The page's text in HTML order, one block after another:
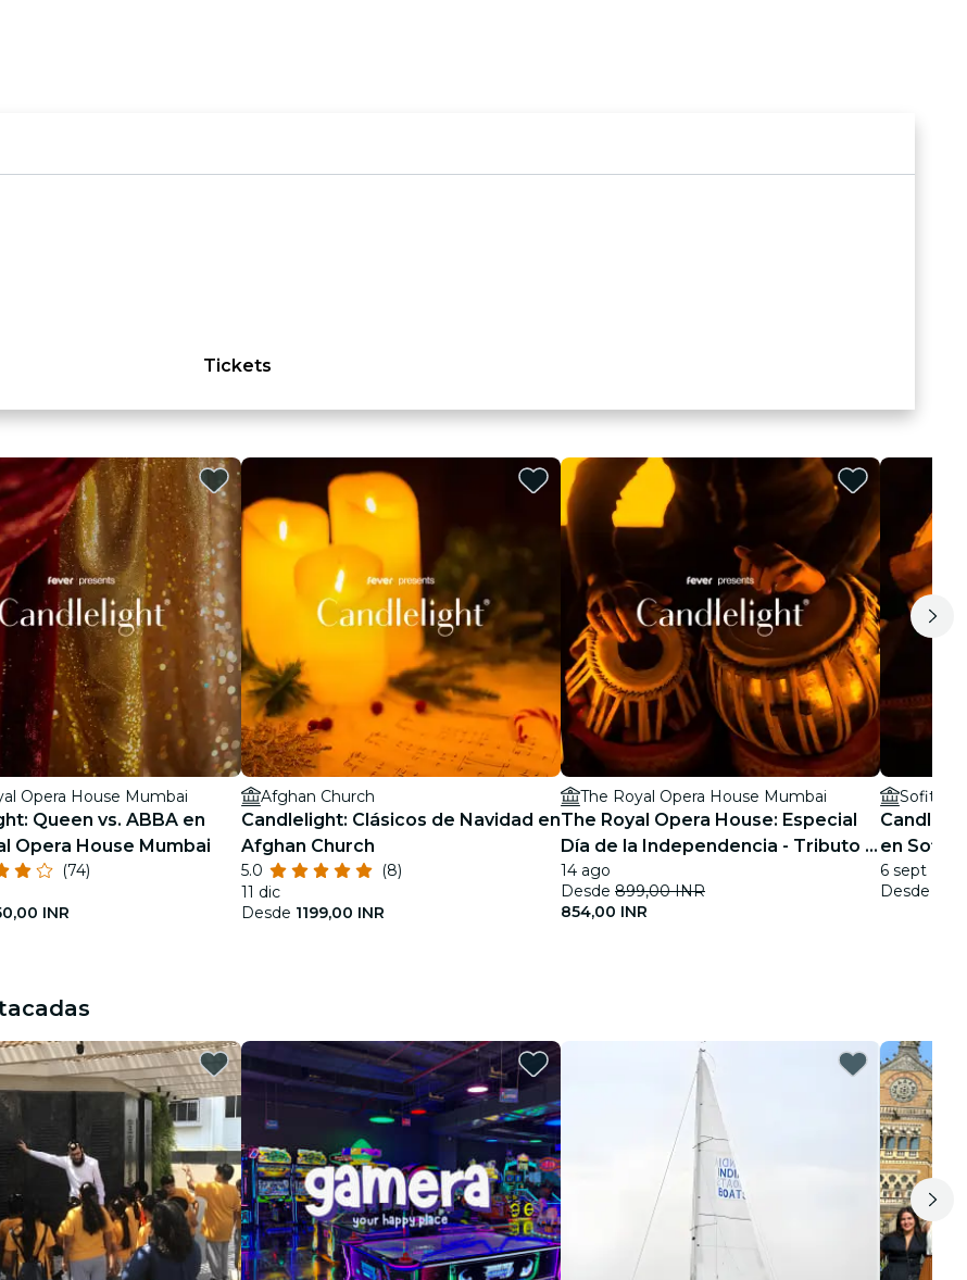
Tickets
Opera House Mumbai
Queen vs. ABBA en
Opera House Mumbai
(74)
INR
Afghan Church
Candlelight: Clásicos de Navidad en
Afghan Church
5.0
(8)
11 dic
Desde 1199,00 INR
The Royal Opera House Mumbai
The Royal Opera House: Especial
Día de la Independencia - Tributo a
A.R. Rahman
14 ago
Desde 899,00 INR
854,00 INR
Sofitel
en
6 sept
Desde